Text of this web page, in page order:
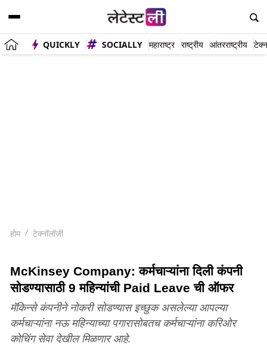
QUICKLY SOCIALLY महाराष्ट्र राष्ट्रीय आंतरराष्ट्रीय
होम टेक्नॉलॉजी
McKinsey Company: कर्मचाऱ्यांना दिली कंपनी
सोडण्यासाठी 9 महिन्यांची Paid Leave ची ऑफर
मॅकिन्से कंपनीने नोकरी सोडण्यास इच्छुक असलेल्या आपल्या
कर्मचाऱ्यांना नऊ महिन्याच्या पगारासोबतच कर्मचाऱ्यांना करिओर
कोचिंग सेवा देखील मिळणार आहे.